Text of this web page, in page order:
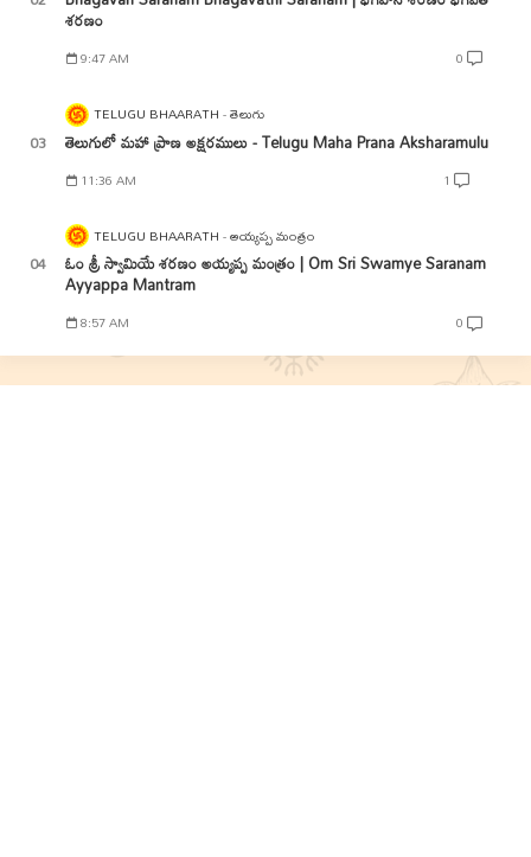
శరణం
9:47 AM 0
TELUGU BHAARATH తెలుగు
తెలుగులో మహా ప్రాణ అక్షరములు - Telugu Maha Prana Aksharamulu
11:36 AM 1
TELUGU BHAARATH అయ్యప్ప మంత్రం
ఓం శ్రీ స్వామియే శరణం అయ్యప్ప మంత్రం | Om Sri Swamye Saranam
Ayyappa Mantram
8:57 AM 0